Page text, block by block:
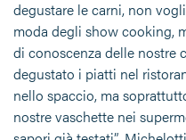
degustare le carni, non
moda degli show cooking,
di conoscenza delle nostre
degustato i piatti nel
nello spaccio, ma
nostre vaschette nei